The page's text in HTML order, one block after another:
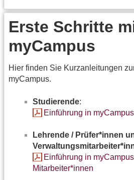
Erste Schritte
myCampus
Hier finden Sie Kurzanleitungen
myCampus.
Studierende:
Einführung in
Lehrende / Prüfer*innen
Einführung in
Mitarbeiter*innen